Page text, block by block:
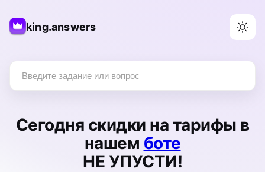
king.answers
Сегодня скидки на тарифы в
нашем боте
НЕ УПУСТИ!